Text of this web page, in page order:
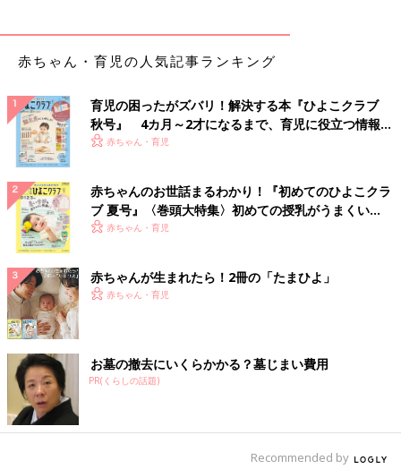
赤ちゃん・育児の人気記事ランキング
育児の困ったがズバリ！解決する本『ひよこクラブ
秋号』 4カ月～2才になるまで、育児に役立つ情報が
いっぱい！
赤ちゃん・育児
赤ちゃんのお世話まるわかり！『初めてのひよこクラ
ブ 夏号』〈巻頭大特集〉初めての授乳がうまくい
く！ おっぱい・ミルクの基本と夏のトラブル 解決テ
赤ちゃん・育児
赤ちゃんが生まれたら！2冊の「たまひよ」
赤ちゃん・育児
お墓の撤去にいくらかかる？墓じまい費用
PR(くらしの話題)
Recommended by